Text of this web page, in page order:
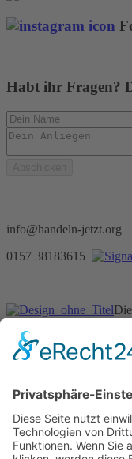
Habt ihr Fragen?
info@handeln-jetzt.org
0157 38183615
Wer wir sind
Impressum